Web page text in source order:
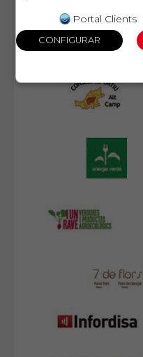
Portal Clients